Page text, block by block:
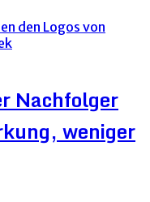
Nachfolger
weniger